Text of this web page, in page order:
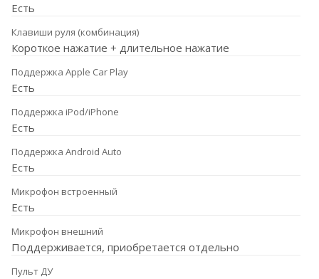
Есть
Клавиши руля (комбинация)
Короткое нажатие + длительное нажатие
Поддержка Apple Car Play
Есть
Поддержка iPod/iPhone
Есть
Поддержка Android Auto
Есть
Микрофон встроенный
Есть
Микрофон внешний
Поддерживается, приобретается отдельно
Пульт ДУ